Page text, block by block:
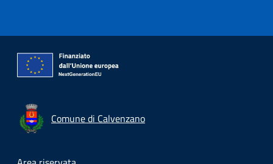
Comune di Calvenzano